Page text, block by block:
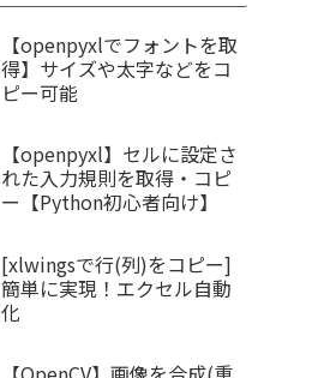
【openpyxlでフォントを取
得】サイズや太字などをコ
ピー可能
【openpyxl】セルに設定さ
れた入力規則を取得・コピ
ー【Python初心者向け】
[xlwingsで行(列)をコピー]
簡単に実現！エクセル自動
化